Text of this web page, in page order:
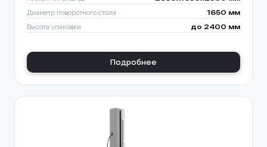
Диаметр поворотного стола 1650 мм
Высота упаковки до 2400 мм
Подробнее